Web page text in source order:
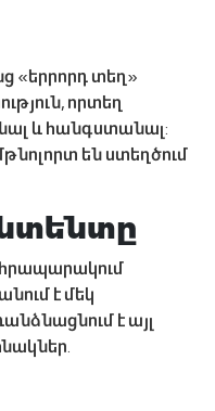
«երրորդ տեղ»
որտեղ
և հանգստանալ:
են ստեղծում
հրապարակում
է մեկ
է այլ